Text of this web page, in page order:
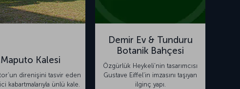
Maputo Kalesi
direnişini tasvir eden
kabartmalarıyla ünlü kale.
Demir Ev & Tunduru
Botanik Bahçesi
Özgürlük Heykeli’nin tasarımcısı
Gustave Eiffel’in imzasını taşıyan
ilginç yapı.